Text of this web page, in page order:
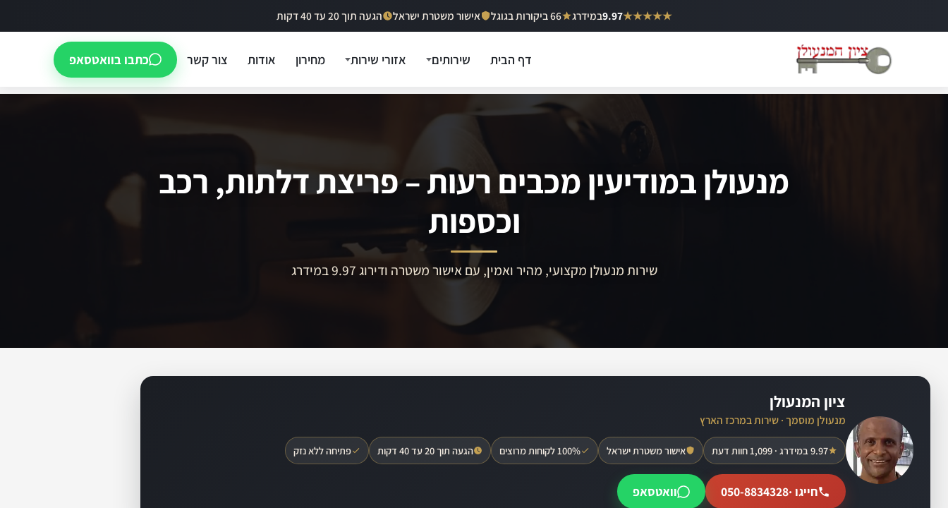
לתוכן
★★★★★
9.97במידרג 66 ביקורות בגוגל אישור משטרת ישראל הגעה תוך 20 עד 40 דקות
דף הבית שירותים אזורי שירות מחירון אודות צור קשר כתבו בוואטסאפ
מנעולן במודיעין מכבים רעות – פריצת דלתות, רכב
וכספות
שירות מנעולן מקצועי, מהיר ואמין, עם אישור משטרה ודירוג 9.97 במידרג
ציון המנעולן
מנעולן מוסמך · שירות במרכז הארץ
9.97 במידרג · 1,099 חוות דעת אישור משטרת ישראל 100% לקוחות מרוצים הגעה תוך 20 עד 40 דקות פתיחה ללא נזק
חייגו ·050-8834328 וואטסאפ